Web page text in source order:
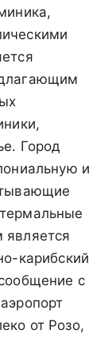
Город
и
карибский
с
от Розо,